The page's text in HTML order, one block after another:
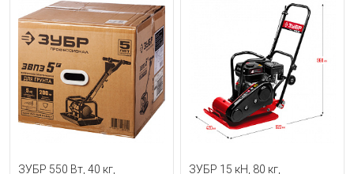
ЗУБР 550 Вт, 40 кг,
ЗУБР 15 кН, 80 кг,